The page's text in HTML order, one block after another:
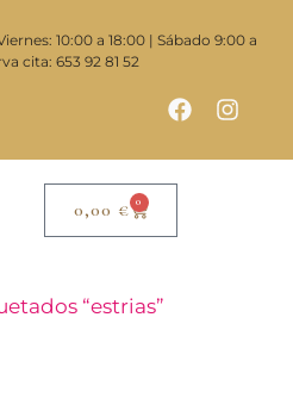
10:00 a 18:00 | Sábado 9:00 a
cita: 653 92 81 52
0,00 € 0
“estrias”